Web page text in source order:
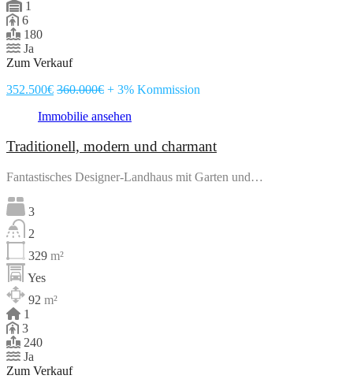
1
6
180
Ja
Zum Verkauf
352.500€ 360.000€ + 3% Kommission
Immobilie ansehen
Traditionell, modern und charmant
Fantastisches Designer-Landhaus mit Garten und…
3
2
329 m²
Yes
92 m²
1
3
240
Ja
Zum Verkauf